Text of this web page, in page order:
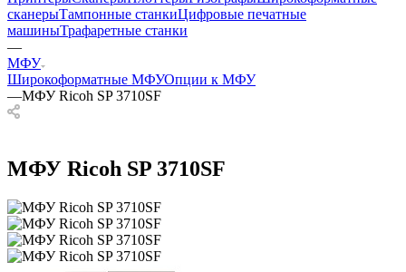
сканерыТампонные станкиЦифровые печатные
машиныТрафаретные станки
—
МФУ
Широкоформатные МФУОпции к МФУ
—МФУ Ricoh SP 3710SF
МФУ Ricoh SP 3710SF